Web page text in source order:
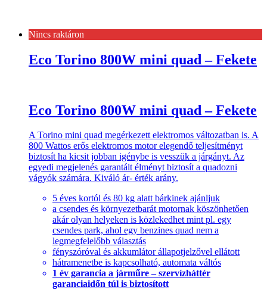
Nincs raktáron
Eco Torino 800W mini quad – Fekete
Eco Torino 800W mini quad – Fekete
A Torino mini quad megérkezett elektromos változatban is. A
800 Wattos erős elektromos motor elegendő teljesítményt
biztosít ha kicsit jobban igénybe is vesszük a járgányt. Az
egyedi megjelenés garantált élményt biztosít a quadozni
vágyók számára. Kiváló ár- érték arány.
5 éves kortól és 80 kg alatt bárkinek ajánljuk
a csendes és környezetbarát motornak köszönhetően
akár olyan helyeken is közlekedhet mint pl. egy
csendes park, ahol egy benzines quad nem a
legmegfelelőbb választás
fényszóróval és akkumlátor állapotjelzővel ellátott
hátramenetbe is kapcsolható, automata váltós
1 év garancia a járműre – szervízháttér
garanciaidőn túl is biztosított